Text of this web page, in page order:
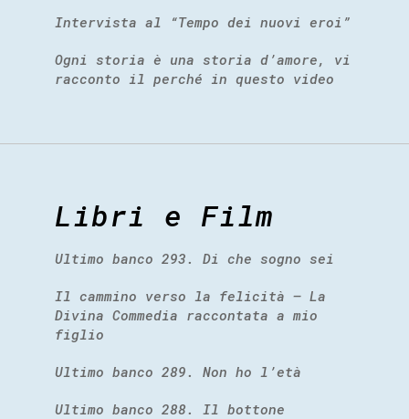
Intervista al “Tempo dei nuovi eroi”
Ogni storia è una storia d’amore, vi
racconto il perché in questo video
Libri e Film
Ultimo banco 293. Di che sogno sei
Il cammino verso la felicità – La
Divina Commedia raccontata a mio
figlio
Ultimo banco 289. Non ho l’età
Ultimo banco 288. Il bottone